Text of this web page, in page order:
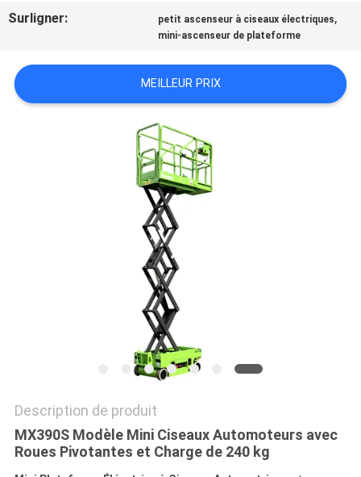
NOUS
NOUVELLES
CONFIDENTIALITÉ
Surligner: petit ascenseur à ciseaux électriques,
mini-ascenseur de plateforme
MEILLEUR PRIX
Description de produit
MX390S Modèle Mini Ciseaux Automoteurs avec
Roues Pivotantes et Charge de 240 kg